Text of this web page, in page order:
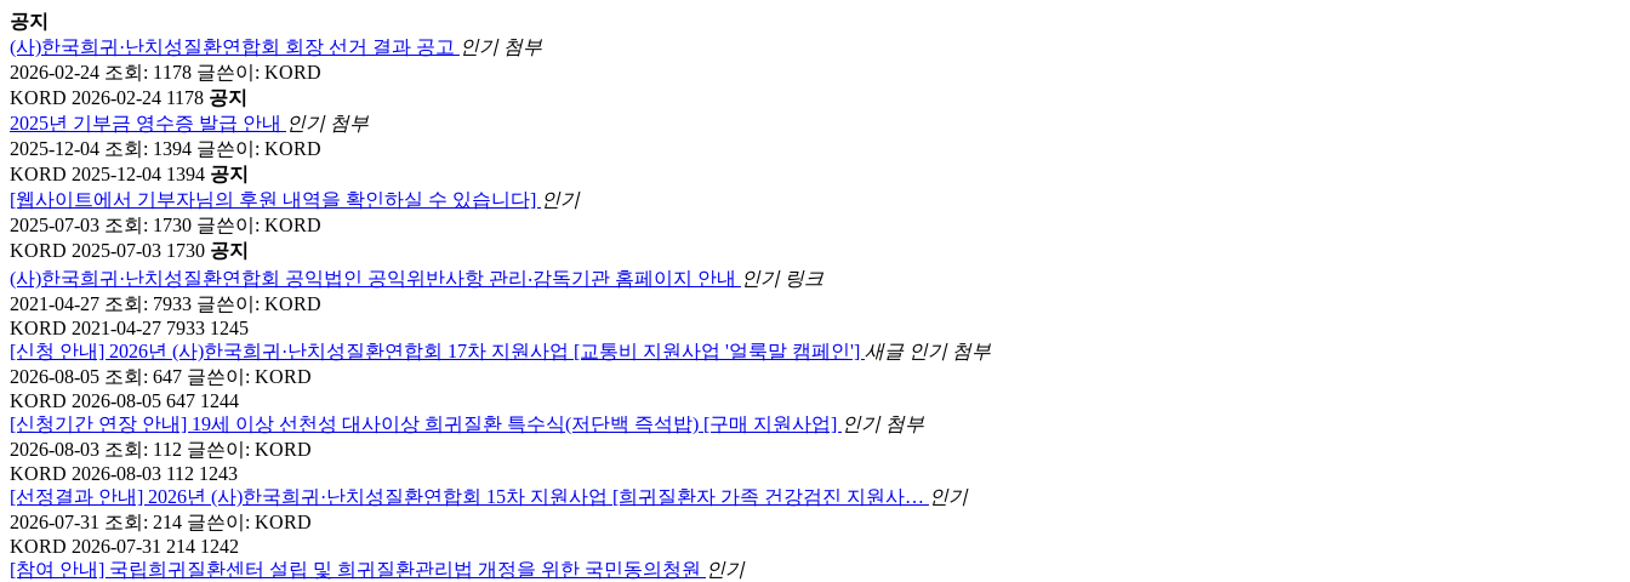
공지
(사)한국희귀·난치성질환연합회 회장 선거 결과 공고 인기 첨부
2026-02-24 조회: 1178 글쓴이: KORD
KORD 2026-02-24 1178 공지
2025년 기부금 영수증 발급 안내 인기 첨부
2025-12-04 조회: 1394 글쓴이: KORD
KORD 2025-12-04 1394 공지
[웹사이트에서 기부자님의 후원 내역을 확인하실 수 있습니다] 인기
2025-07-03 조회: 1730 글쓴이: KORD
KORD 2025-07-03 1730 공지
(사)한국희귀·난치성질환연합회 공익법인 공익위반사항 관리‧감독기관 홈페이지 안내 인기 링크
2021-04-27 조회: 7933 글쓴이: KORD
KORD 2021-04-27 7933 1245
[신청 안내] 2026년 (사)한국희귀·난치성질환연합회 17차 지원사업 [교통비 지원사업 '얼룩말 캠페인'] 새글 인기 첨부
2026-08-05 조회: 647 글쓴이: KORD
KORD 2026-08-05 647 1244
[신청기간 연장 안내] 19세 이상 선천성 대사이상 희귀질환 특수식(저단백 즉석밥) [구매 지원사업] 인기 첨부
2026-08-03 조회: 112 글쓴이: KORD
KORD 2026-08-03 112 1243
[선정결과 안내] 2026년 (사)한국희귀·난치성질환연합회 15차 지원사업 [희귀질환자 가족 건강검진 지원사… 인기
2026-07-31 조회: 214 글쓴이: KORD
KORD 2026-07-31 214 1242
[참여 안내] 국립희귀질환센터 설립 및 희귀질환관리법 개정을 위한 국민동의청원 인기